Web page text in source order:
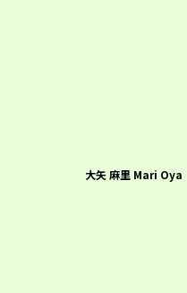
大矢 麻里 Mari Oya